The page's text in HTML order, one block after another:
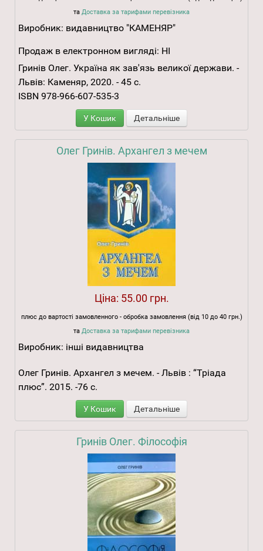
та Доставка за тарифами перевізника
Виробник: видавництво "КАМЕНЯР"
Продаж в електронном вигляді: НІ
Гринів Олег. Україна як зав'язь великої держави. -
Львів: Каменяр, 2020. - 45 с.
ISBN 978-966-607-535-3
У Кошик Детальніше
Олег Гринів. Архангел з мечем
Ціна: 55.00 грн.
плюс до вартості замовленного - обробка замовлення (від 10 до 40 грн.)
та Доставка за тарифами перевізника
Виробник: інші видавництва
Олег Гринів. Архангел з мечем. - Львів : “Тріада
плюс”. 2015. -76 с.
У Кошик Детальніше
Гринів Олег. Філософія